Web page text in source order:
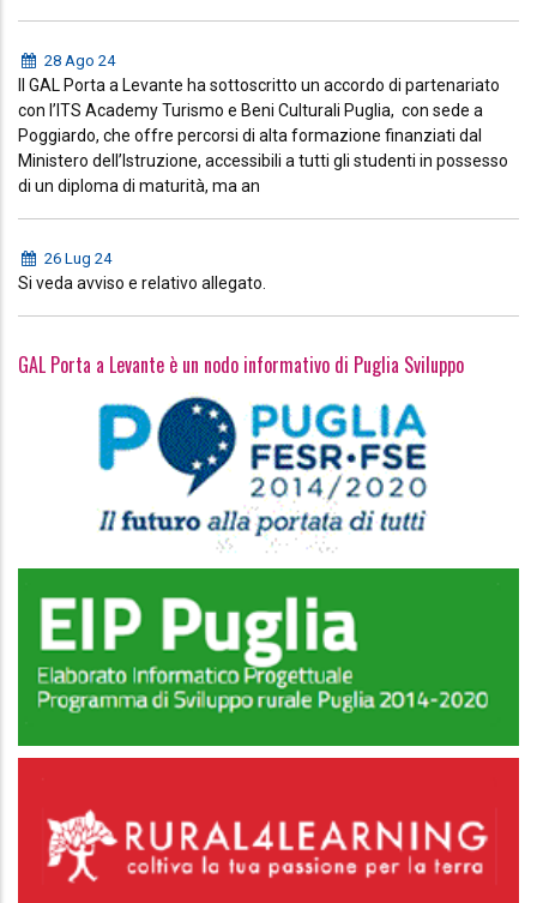
28 Ago 24
Il GAL Porta a Levante ha sottoscritto un accordo di partenariato
con l’ITS Academy Turismo e Beni Culturali Puglia, con sede a
Poggiardo, che offre percorsi di alta formazione finanziati dal
Ministero dell’Istruzione, accessibili a tutti gli studenti in possesso
di un diploma di maturità, ma an
26 Lug 24
Si veda avviso e relativo allegato.
GAL Porta a Levante è un nodo informativo di Puglia Sviluppo